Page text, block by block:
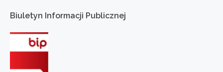
Biuletyn Informacji Publicznej